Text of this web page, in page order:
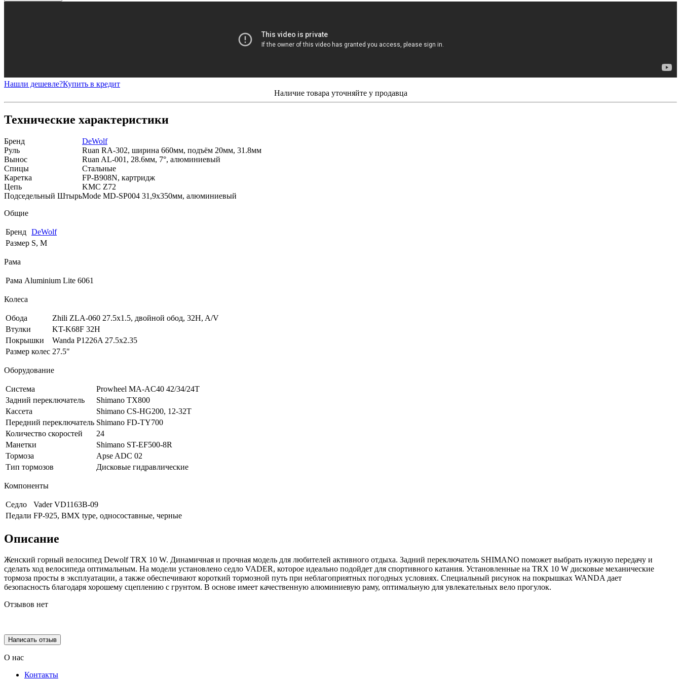
Нашли дешевле?Купить в кредит
Наличие товара уточняйте у продавца
Технические характеристики
Бренд
DeWolf
Руль
Ruan RA-302, ширина 660мм, подъём 20мм, 31.8мм
Вынос
Ruan AL-001, 28.6мм, 7°, алюминиевый
Спицы
Стальные
Каретка
FP-B908N, картридж
Цепь
KMC Z72
Подседельный ШтырьMode MD-SP004 31,9x350мм, алюминиевый
Общие
Бренд DeWolf
Размер S, M
Рама
Рама Aluminium Lite 6061
Колеса
Обода
Zhili ZLA-060 27.5x1.5, двойной обод, 32H, A/V
Втулки
KT-K68F 32H
Покрышки
Wanda P1226A 27.5x2.35
Размер колес 27.5"
Оборудование
Система
Prowheel MA-AC40 42/34/24T
Задний переключатель
Shimano TX800
Кассета
Shimano CS-HG200, 12-32T
Передний переключатель Shimano FD-TY700
Количество скоростей
24
Манетки
Shimano ST-EF500-8R
Тормоза
Apse ADC 02
Тип тормозов
Дисковые гидравлические
Компоненты
Седло
Vader VD1163B-09
Педали FP-925, BMX type, односоставные, черные
Описание
Женский горный велосипед Dewolf TRX 10 W. Динамичная и прочная модель для любителей активного отдыха. Задний переключатель SHIMANO поможет выбрать нужную передачу и
сделать ход велосипеда оптимальным. На модели установлено седло VADER, которое идеально подойдет для спортивного катания. Установленные на TRX 10 W дисковые механические
тормоза просты в эксплуатации, а также обеспечивают короткий тормозной путь при неблагоприятных погодных условиях. Специальный рисунок на покрышках WANDA дает
безопасность благодаря хорошему сцеплению с грунтом. В основе имеет качественную алюминиевую раму, оптимальную для увлекательных вело прогулок.
Отзывов нет
Написать отзыв
О нас
Контакты